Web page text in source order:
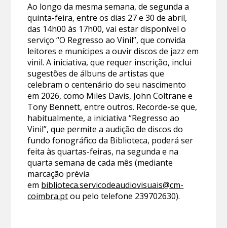
Ao longo da mesma semana, de segunda a
quinta-feira, entre os dias 27 e 30 de abril,
das 14h00 às 17h00, vai estar disponível o
serviço “O Regresso ao Vinil”, que convida
leitores e munícipes a ouvir discos de jazz em
vinil. A iniciativa, que requer inscrição, inclui
sugestões de álbuns de artistas que
celebram o centenário do seu nascimento
em 2026, como Miles Davis, John Coltrane e
Tony Bennett, entre outros. Recorde-se que,
habitualmente, a iniciativa “Regresso ao
Vinil”, que permite a audição de discos do
fundo fonográfico da Biblioteca, poderá ser
feita às quartas-feiras, na segunda e na
quarta semana de cada mês (mediante
marcação prévia
em biblioteca.servicodeaudiovisuais@cm-
coimbra.ptou pelo telefone 239702630).